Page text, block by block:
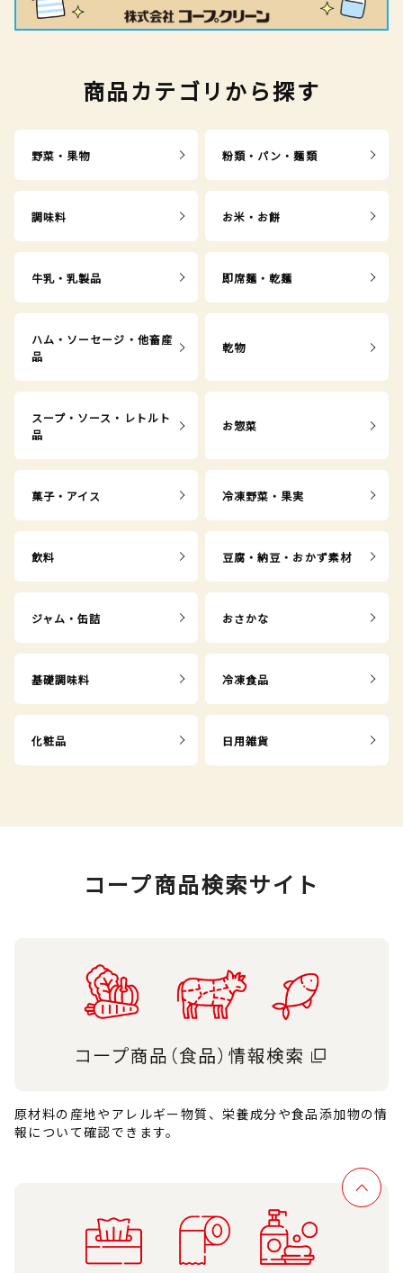
商品カテゴリから探す
野菜・果物 粉類・パン・麺類
調味料 お米・お餅
牛乳・乳製品 即席麺・乾麺
ハム・ソーセージ・他畜産
品
乾物
スープ・ソース・レトルト
品
お惣菜
菓子・アイス 冷凍野菜・果実
飲料 豆腐・納豆・おかず素材
ジャム・缶詰 おさかな
基礎調味料 冷凍食品
化粧品 日用雑貨
コープ商品検索サイト
原材料の産地やアレルギー物質、栄養成分や食品添加物の情
報について確認できます。